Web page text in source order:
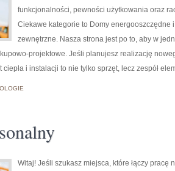
funkcjonalności, pewności użytkowania oraz
Ciekawe kategorie to Domy energooszczędne
zewnętrzne. Nasza strona jest po to, aby w
projektowe. Jeśli planujesz realizację
ciepła i instalacji to nie tylko sprzęt, lecz zespół
Witaj! Jeśli szukasz miejsca, które łączy